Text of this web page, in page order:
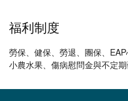
福利制度
勞保、健保、勞退、團保、
小農水果、傷病慰問金與不定